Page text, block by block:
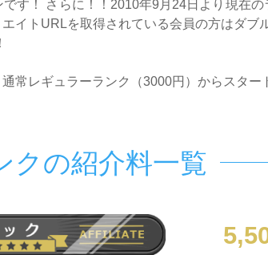
す！ さらに！！2010年9月24日より現在
イトURLを取得されている会員の方はダブ
常レギュラーランク（3000円）からスター
クの紹介料一覧